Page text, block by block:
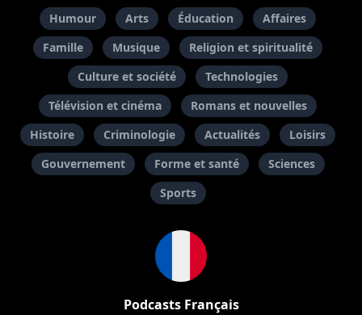
Humour Arts Éducation
Affaires
Famille
Musique
Religion et spiritualité
Culture et société
Technologies
Télévision et cinéma
Romans et nouvelles
Histoire
Criminologie Actualités
Loisirs
Gouvernement
Forme et santé
Sciences
Sports
Podcasts Français